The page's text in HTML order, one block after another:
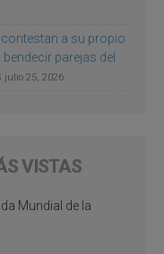
a su propio
parejas del
julio 25, 2026
VISTAS
Mundial de la